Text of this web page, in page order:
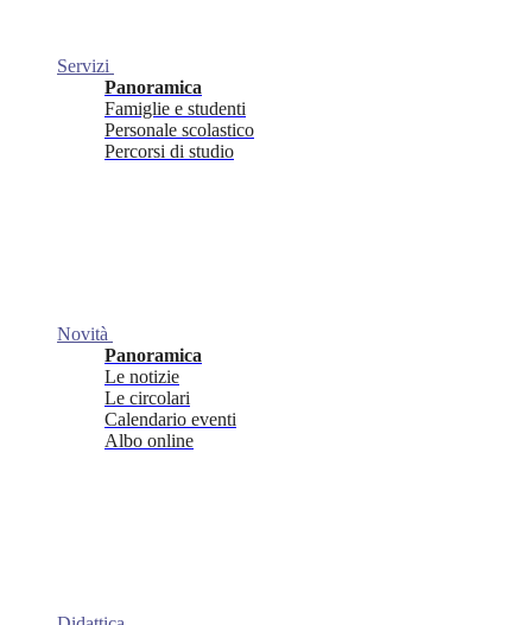
Servizi
Panoramica
Famiglie e studenti
Personale scolastico
Percorsi di studio
Novità
Panoramica
Le notizie
Le circolari
Calendario eventi
Albo online